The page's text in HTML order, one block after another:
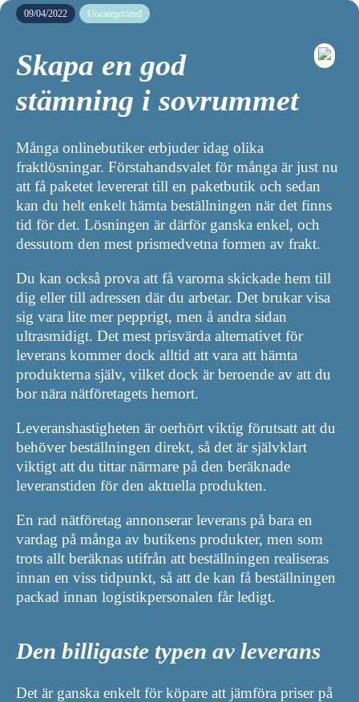
09/04/2022 Uncategorized
Skapa en god
stämning i sovrummet
Många onlinebutiker erbjuder idag olika
fraktlösningar. Förstahandsvalet för många är just nu
att få paketet levererat till en paketbutik och sedan
kan du helt enkelt hämta beställningen när det finns
tid för det. Lösningen är därför ganska enkel, och
dessutom den mest prismedvetna formen av frakt.
Du kan också prova att få varorna skickade hem till
dig eller till adressen där du arbetar. Det brukar visa
sig vara lite mer pepprigt, men å andra sidan
ultrasmidigt. Det mest prisvärda alternativet för
leverans kommer dock alltid att vara att hämta
produkterna själv, vilket dock är beroende av att du
bor nära nätföretagets hemort.
Leveranshastigheten är oerhört viktig förutsatt att du
behöver beställningen direkt, så det är självklart
viktigt att du tittar närmare på den beräknade
leveranstiden för den aktuella produkten.
En rad nätföretag annonserar leverans på bara en
vardag på många av butikens produkter, men som
trots allt beräknas utifrån att beställningen realiseras
innan en viss tidpunkt, så att de kan få beställningen
packad innan logistikpersonalen får ledigt.
Den billigaste typen av leverans
Det är ganska enkelt för köpare att jämföra priser på